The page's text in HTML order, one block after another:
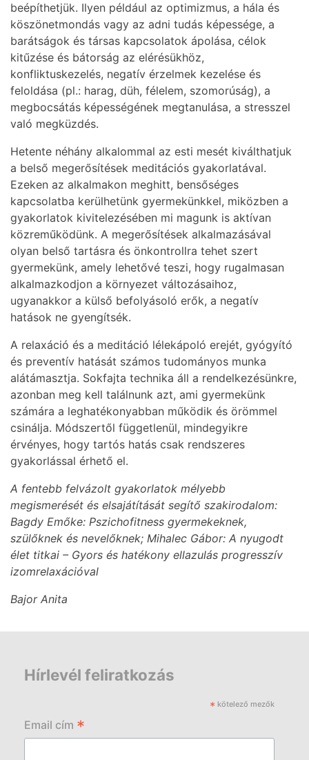
beépíthetjük. Ilyen például az optimizmus, a hála és
köszönetmondás vagy az adni tudás képessége, a
barátságok és társas kapcsolatok ápolása, célok
kitűzése és bátorság az elérésükhöz,
konfliktuskezelés, negatív érzelmek kezelése és
feloldása (pl.: harag, düh, félelem, szomorúság), a
megbocsátás képességének megtanulása, a stresszel
való megküzdés.
Hetente néhány alkalommal az esti mesét kiválthatjuk
a belső megerősítések meditációs gyakorlatával.
Ezeken az alkalmakon meghitt, bensőséges
kapcsolatba kerülhetünk gyermekünkkel, miközben a
gyakorlatok kivitelezésében mi magunk is aktívan
közreműködünk. A megerősítések alkalmazásával
olyan belső tartásra és önkontrollra tehet szert
gyermekünk, amely lehetővé teszi, hogy rugalmasan
alkalmazkodjon a környezet változásaihoz,
ugyanakkor a külső befolyásoló erők, a negatív
hatások ne gyengítsék.
A relaxáció és a meditáció lélekápoló erejét, gyógyító
és preventív hatását számos tudományos munka
alátámasztja. Sokfajta technika áll a rendelkezésünkre,
azonban meg kell találnunk azt, ami gyermekünk
számára a leghatékonyabban működik és örömmel
csinálja. Módszertől függetlenül, mindegyikre
érvényes, hogy tartós hatás csak rendszeres
gyakorlással érhető el.
A fentebb felvázolt gyakorlatok mélyebb
megismerését és elsajátítását segítő szakirodalom:
Bagdy Emőke: Pszichofitness gyermekeknek,
szülőknek és nevelőknek; Mihalec Gábor: A nyugodt
élet titkai – Gyors és hatékony ellazulás progresszív
izomrelaxációval
Bajor Anita
Hírlevél feliratkozás
* kötelező mezők
Email cím *